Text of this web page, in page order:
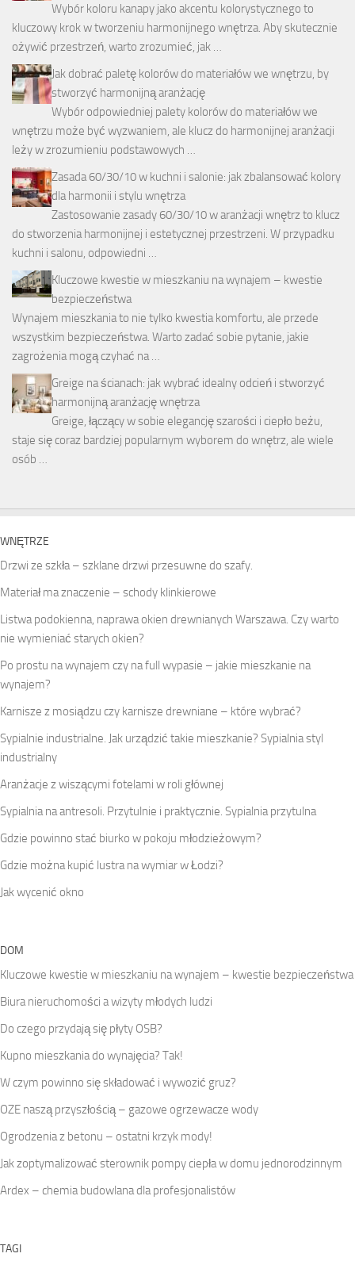
Wybór koloru kanapy jako akcentu kolorystycznego to
kluczowy krok w tworzeniu harmonijnego wnętrza. Aby skutecznie
ożywić przestrzeń, warto zrozumieć, jak …
Jak dobrać paletę kolorów do materiałów we wnętrzu, by
stworzyć harmonijną aranżację
Wybór odpowiedniej palety kolorów do materiałów we
wnętrzu może być wyzwaniem, ale klucz do harmonijnej aranżacji
leży w zrozumieniu podstawowych …
Zasada 60/30/10 w kuchni i salonie: jak zbalansować kolory
dla harmonii i stylu wnętrza
Zastosowanie zasady 60/30/10 w aranżacji wnętrz to klucz
do stworzenia harmonijnej i estetycznej przestrzeni. W przypadku
kuchni i salonu, odpowiedni …
Kluczowe kwestie w mieszkaniu na wynajem – kwestie
bezpieczeństwa
Wynajem mieszkania to nie tylko kwestia komfortu, ale przede
wszystkim bezpieczeństwa. Warto zadać sobie pytanie, jakie
zagrożenia mogą czyhać na …
Greige na ścianach: jak wybrać idealny odcień i stworzyć
harmonijną aranżację wnętrza
Greige, łączący w sobie elegancję szarości i ciepło beżu,
staje się coraz bardziej popularnym wyborem do wnętrz, ale wiele
osób …
WNĘTRZE
Drzwi ze szkła – szklane drzwi przesuwne do szafy.
Materiał ma znaczenie – schody klinkierowe
Listwa podokienna, naprawa okien drewnianych Warszawa. Czy warto
nie wymieniać starych okien?
Po prostu na wynajem czy na full wypasie – jakie mieszkanie na
wynajem?
Karnisze z mosiądzu czy karnisze drewniane – które wybrać?
Sypialnie industrialne. Jak urządzić takie mieszkanie? Sypialnia styl
industrialny
Aranżacje z wiszącymi fotelami w roli głównej
Sypialnia na antresoli. Przytulnie i praktycznie. Sypialnia przytulna
Gdzie powinno stać biurko w pokoju młodzieżowym?
Gdzie można kupić lustra na wymiar w Łodzi?
Jak wycenić okno
DOM
Kluczowe kwestie w mieszkaniu na wynajem – kwestie bezpieczeństwa
Biura nieruchomości a wizyty młodych ludzi
Do czego przydają się płyty OSB?
Kupno mieszkania do wynajęcia? Tak!
W czym powinno się składować i wywozić gruz?
OZE naszą przyszłością – gazowe ogrzewacze wody
Ogrodzenia z betonu – ostatni krzyk mody!
Jak zoptymalizować sterownik pompy ciepła w domu jednorodzinnym
Ardex – chemia budowlana dla profesjonalistów
TAGI